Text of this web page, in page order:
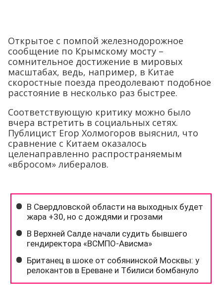
Открытое с помпой железнодорожное
сообщение по Крымскому мосту –
сомнительное достижение в мировых
масштабах, ведь, например, в Китае
скоростные поезда преодолевают подобное
расстояние в несколько раз быстрее.
Соответствующую критику можно было
вчера встретить в социальных сетях.
Публицист Егор Холмогоров выяснил, что
сравнение с Китаем оказалось
целенаправленно распространяемым
«вбросом» либералов.